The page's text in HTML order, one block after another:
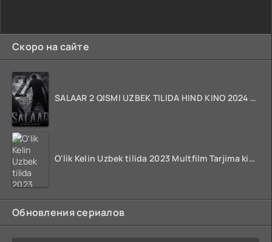
Скоро на сайте
SALAAR 2 QISMI UZBEK TILIDA HIND KINO 2024 TARJIMA 720p HD Skachat
O'lik Kelin Uzbek tilida 2023 Multfilm Tarjima kino skachat
Обновления сериалов